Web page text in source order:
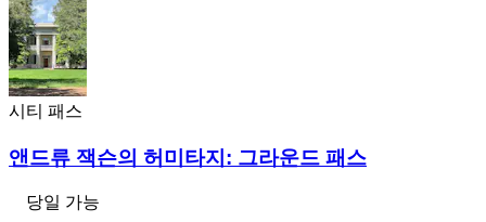
시티 패스
앤드류 잭슨의 허미타지: 그라운드 패스
당일 가능